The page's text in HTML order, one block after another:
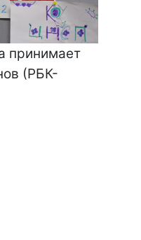
принимает
(РБК-